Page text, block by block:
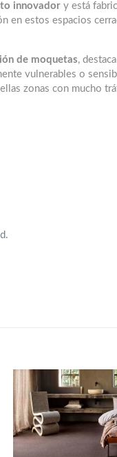
innovador y está
en estos espacios
de moquetas,
vulnerables o
zonas con mucho